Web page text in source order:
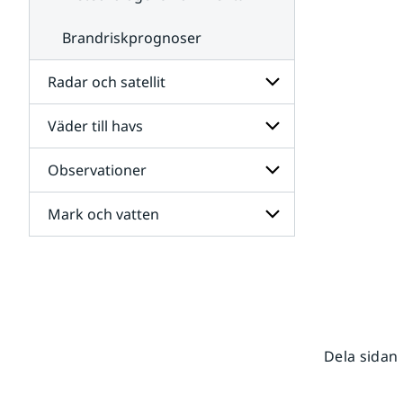
Brandriskprognoser
Radar och satellit
Undersidor
för
Radar
och
satellit
Väder till havs
Undersidor
för
Väder
till
havs
Observationer
Undersidor
för
Mark och vatten
Dela sidan